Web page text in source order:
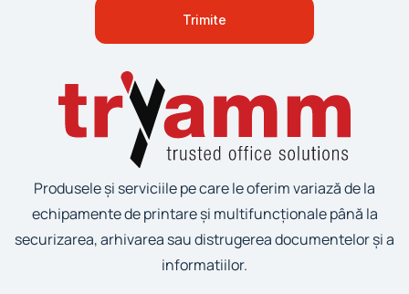
Produsele și serviciile pe care le oferim variază de la
echipamente de printare și multifuncționale până la
securizarea, arhivarea sau distrugerea documentelor și a
informatiilor.